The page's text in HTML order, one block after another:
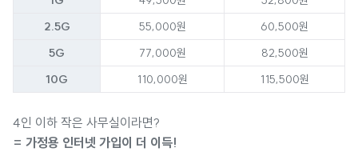
2.5G
55,000원
60,500원
5G
77,000원
82,500원
10G
110,000원 115,500원
4인 이하 작은 사무실이라면?
= 가정용 인터넷 가입이 더 이득!